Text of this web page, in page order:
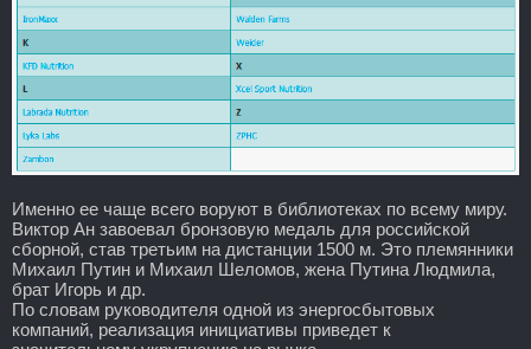
Именно ее чаще всего воруют в библиотеках по всему миру.
Виктор Ан завоевал бронзовую медаль для российской
сборной, став третьим на дистанции 1500 м. Это племянники
Михаил Путин и Михаил Шеломов, жена Путина Людмила,
брат Игорь и др.
По словам руководителя одной из энергосбытовых
компаний, реализация инициативы приведет к